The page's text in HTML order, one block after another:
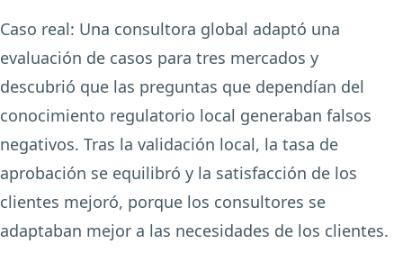
Caso real: Una consultora global adaptó una
evaluación de casos para tres mercados y
descubrió que las preguntas que dependían del
conocimiento regulatorio local generaban falsos
negativos. Tras la validación local, la tasa de
aprobación se equilibró y la satisfacción de los
clientes mejoró, porque los consultores se
adaptaban mejor a las necesidades de los clientes.